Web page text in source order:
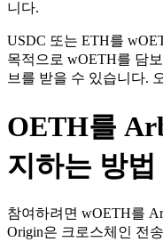
니다.
USDC 또는 ETH를
목적으로 wOETH를 담
브를 받을 수 있습니다.
OETH를
지하는 방법
참여하려면 wOETH를
Origin은 크로스체인 전